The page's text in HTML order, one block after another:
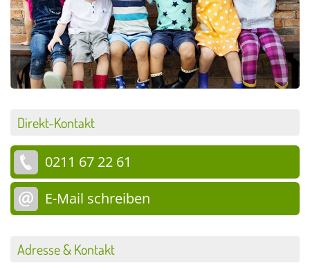
Direkt-Kontakt
0211 67 22 61
E-Mail schreiben
Adresse & Kontakt